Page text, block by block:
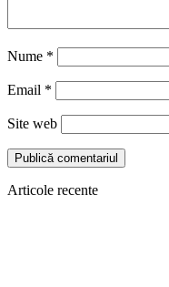
Nume *
Email *
Site web
Articole recente